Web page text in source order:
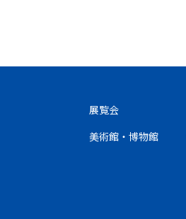
展覧会
美術館・博物館